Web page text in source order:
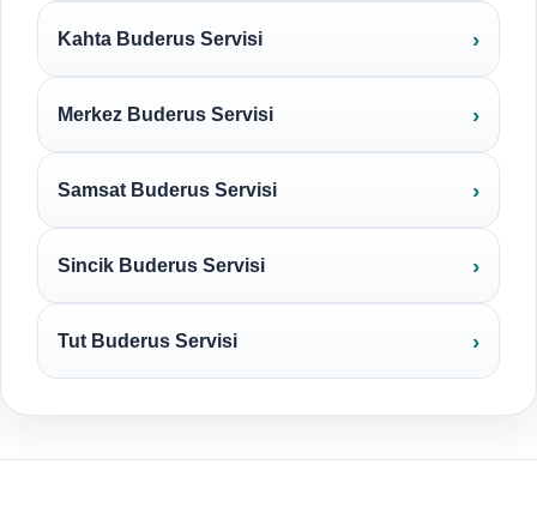
Kahta Buderus Servisi
Merkez Buderus Servisi
Samsat Buderus Servisi
Sincik Buderus Servisi
Tut Buderus Servisi